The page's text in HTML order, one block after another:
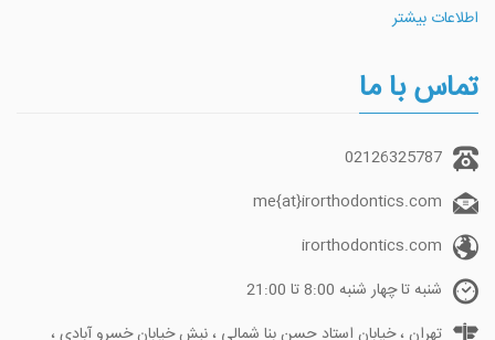
اطلاعات بیشتر
تماس با ما
02126325787
me{at}irorthodontics.com
irorthodontics.com
شنبه تا چهار شنبه 8:00 تا 21:00
تهران ، خیابان استاد حسن بنا شمالی ، نبش خیابان خسرو آبادی ،